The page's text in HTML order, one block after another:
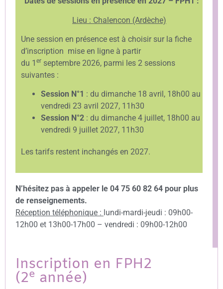
Lieu : Chalencon (Ardèche)
Une session en présence est à choisir sur la fiche
d’inscription mise en ligne à partir
du 1 er septembre 2026, parmi les 2 sessions
suivantes :
Session N°1 : du dimanche 18 avril, 18h00 au
vendredi 23 avril 2027, 11h30
Session N°2 : du dimanche 4 juillet, 18h00 au
vendredi 9 juillet 2027, 11h30
Les tarifs restent inchangés en 2027.
N’hésitez pas à appeler le 04 75 60 82 64 pour plus
de renseignements.
Réception téléphonique : lundi-mardi-jeudi : 09h00-
12h00 et 13h00-17h00 – vendredi : 09h00-12h00
Inscription en FPH2
(2e année)